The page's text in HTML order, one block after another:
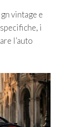
vintage e
i
l’auto